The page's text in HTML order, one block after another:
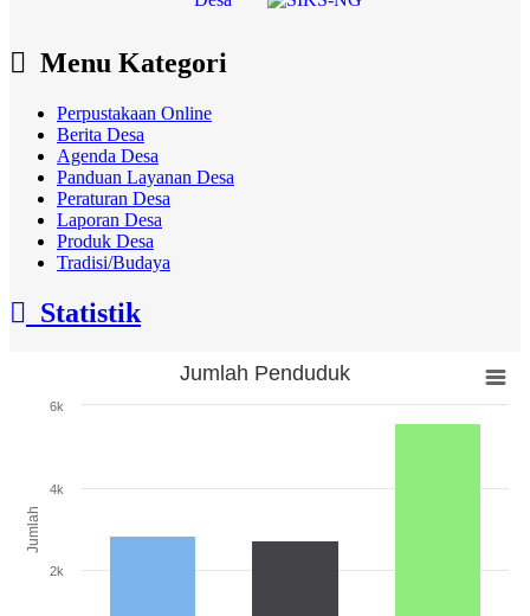
Menu Kategori
Perpustakaan Online
Berita Desa
Agenda Desa
Panduan Layanan Desa
Peraturan Desa
Laporan Desa
Produk Desa
Tradisi/Budaya
Statistik
Jumlah
Jumlah Penduduk
2k
4k
6k